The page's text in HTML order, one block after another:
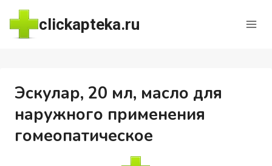
Перейти
содержимому
clickapteka.ru
Эскулар, 20 мл, масло для
наружного применения
гомеопатическое